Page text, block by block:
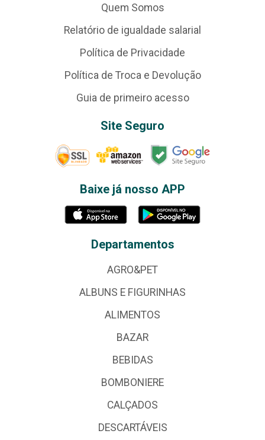
Quem Somos
Relatório de igualdade salarial
Política de Privacidade
Política de Troca e Devolução
Guia de primeiro acesso
Site Seguro
Baixe já nosso APP
Departamentos
AGRO&PET
ALBUNS E FIGURINHAS
ALIMENTOS
BAZAR
BEBIDAS
BOMBONIERE
CALÇADOS
DESCARTÁVEIS